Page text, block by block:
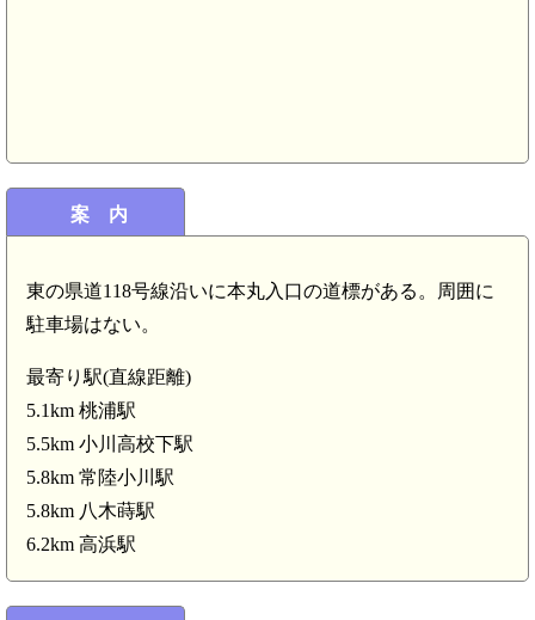
案 内
東の県道118号線沿いに本丸入口の道標がある。周囲に
駐車場はない。
最寄り駅(直線距離)
5.1km 桃浦駅
5.5km 小川高校下駅
5.8km 常陸小川駅
5.8km 八木蒔駅
6.2km 高浜駅
常陸小川
常陸 愛宕館